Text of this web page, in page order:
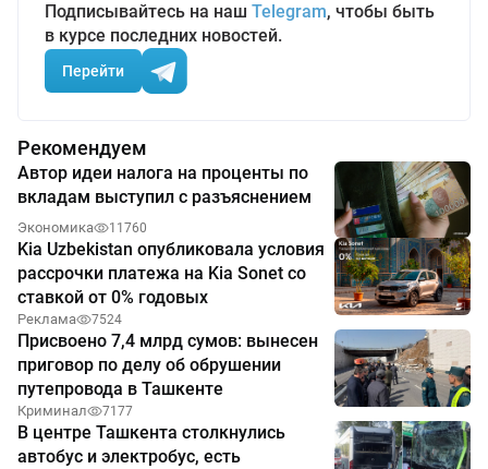
Подписывайтесь на наш Telegram, чтобы быть
в курсе последних новостей.
Перейти
Рекомендуем
Автор идеи налога на проценты по
вкладам выступил с разъяснением
Экономика 11760
Kia Uzbekistan опубликовала условия
рассрочки платежа на Kia Sonet со
ставкой от 0% годовых
Реклама 7524
Присвоено 7,4 млрд сумов: вынесен
приговор по делу об обрушении
путепровода в Ташкенте
Криминал 7177
В центре Ташкента столкнулись
автобус и электробус, есть